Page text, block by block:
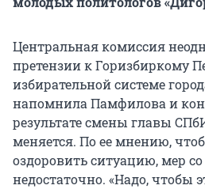
Центральная комиссия
претензии к Горизбиркому
избирательной системе
напомнила Памфилова и
результате смены главы
меняется. По ее мнению,
оздоровить ситуацию, мер
недостаточно. «Надо, чтобы